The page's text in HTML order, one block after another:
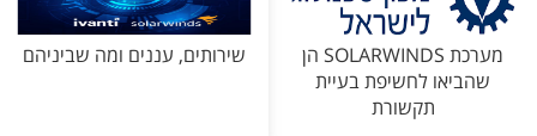
מערכת SOLARWINDS הן
שהביאו לחשיפת בעיית
תקשורת
שירותים, עננים ומה שביניהם